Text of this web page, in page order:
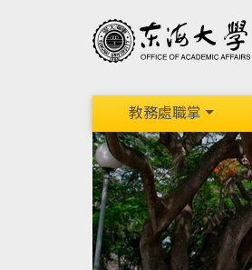
教務處職掌